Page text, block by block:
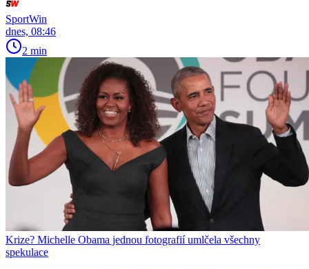
SportWin
dnes, 08:46
2 min
Krize? Michelle Obama jednou fotografií umlčela všechny
spekulace